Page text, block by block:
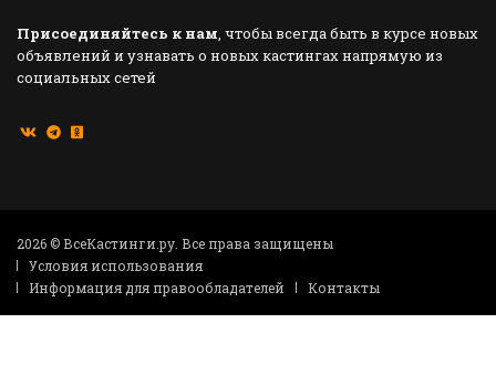
Присоединяйтесь к нам , чтобы всегда быть в курсе новых
объявлений и узнавать о новых кастингах напрямую из
социальных сетей
2026 © ВсеКастинги.ру. Все права защищены
Условия использования
Информация для правообладателей
Контакты